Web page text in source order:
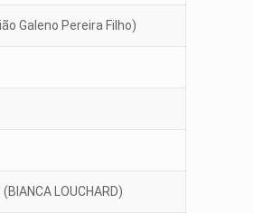
Galeno Pereira Filho)
LOUCHARD)